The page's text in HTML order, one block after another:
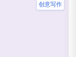
创意写作